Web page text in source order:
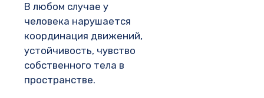
В любом случае у
человека нарушается
координация движений,
устойчивость, чувство
собственного тела в
пространстве.